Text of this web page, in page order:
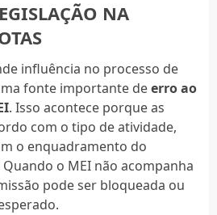
NA
influência no processo de
fonte importante deerro ao
. Isso acontece porque as
com o tipo de atividade,
o enquadramento do
o MEI não acompanha
pode ser bloqueada ou